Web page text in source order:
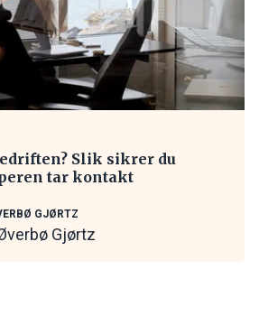
Slik sikrer du
tar kontakt
GJØRTZ
Gjørtz